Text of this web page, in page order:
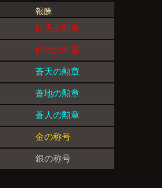
報酬
紅天の勲章
紅地の勲章
蒼天の勲章
蒼地の勲章
蒼人の勲章
金の称号
銀の称号